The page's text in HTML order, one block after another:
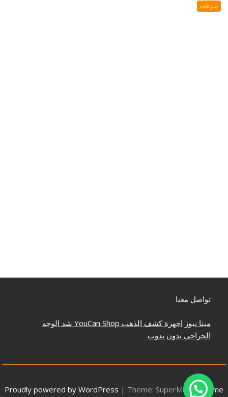
منوعات
تواصل معنا
مينا نيوز اجهزة كشف الذهب YouCan Shop شد الوجه
الجراحي بدون ندوب
Proudly powered by WordPress | Theme: SuperMag by Acme